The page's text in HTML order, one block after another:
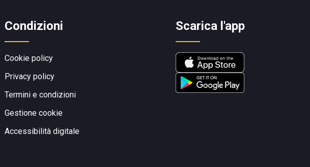
Condizioni
Cookie policy
Privacy policy
Termini e condizioni
Gestione cookie
Accessibilità digitale
Scarica l'app